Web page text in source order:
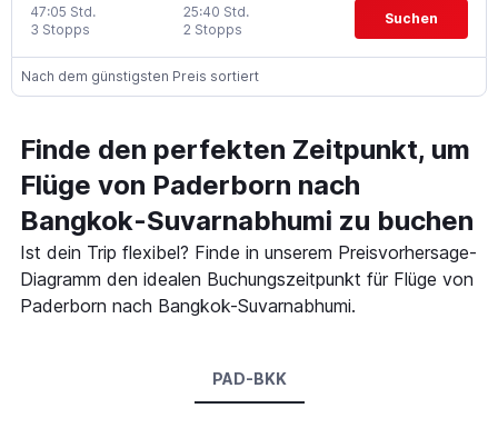
3 Stopps
47:05 Std.
2 Stopps
25:40 Std. Suchen
Nach dem günstigsten Preis sortiert
Finde den perfekten Zeitpunkt, um
Flüge von Paderborn nach
Bangkok-Suvarnabhumi zu buchen
Ist dein Trip flexibel? Finde in unserem Preisvorhersage-
Diagramm den idealen Buchungszeitpunkt für Flüge von
Paderborn nach Bangkok-Suvarnabhumi.
PAD-BKK